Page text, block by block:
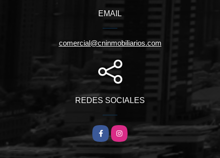
EMAIL
comercial@cninmobiliarios.com
REDES SOCIALES
FacebookInstagram